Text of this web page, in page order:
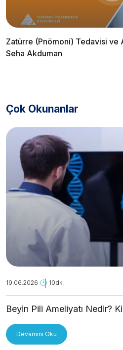
Zatürre (Pnömoni) Tedavisi ve
Seha Akduman
Çok Okunanlar
19.06.2026 10dk.
Beyin Pili Ameliyatı Nedir?
Devamını Oku